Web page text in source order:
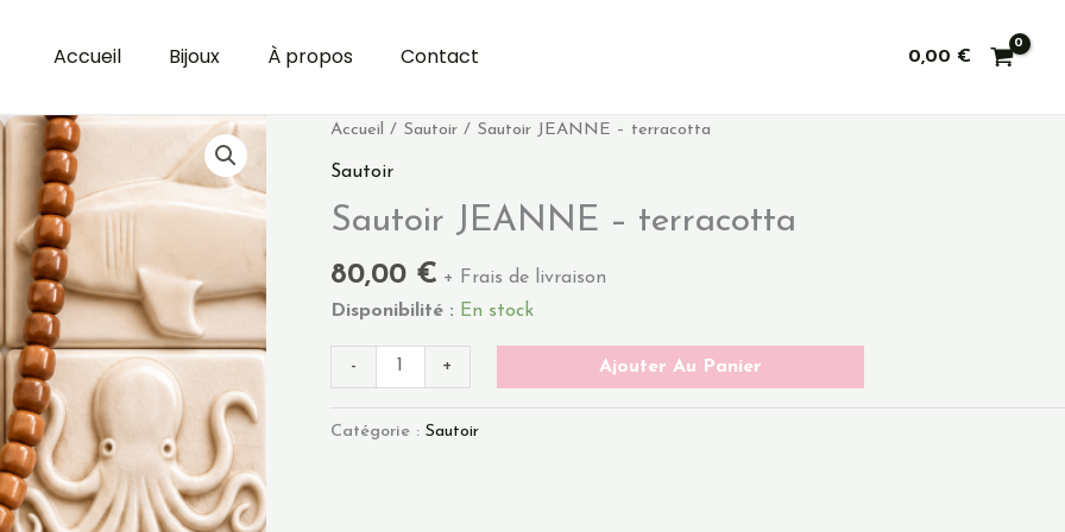
Accueil Bijoux À propos Contact 0,00 €
Accueil / Sautoir/ Sautoir JEANNE – terracotta
Sautoir
Sautoir JEANNE – terracotta
80,00 € + Frais de livraison
Disponibilité : En stock
-
quantité
JEANNE
terracotta
+ Ajouter Au Panier
Catégorie : Sautoir